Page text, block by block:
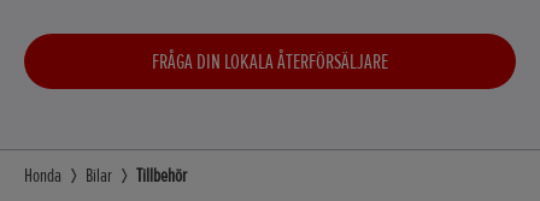
FRÅGA DIN LOKALA ÅTERFÖRSÄLJARE
Honda Bilar Tillbehör